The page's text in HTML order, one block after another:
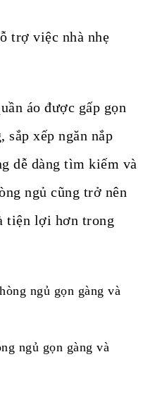
trợ việc nhà nhẹ
áo được gấp gọn
sắp xếp ngăn nắp
dễ dàng tìm kiếm và
ngủ cũng trở nên
tiện lợi hơn trong
ngủ gọn gàng và